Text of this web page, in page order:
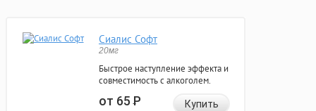
Сиалис Софт
20мг
Быстрое наступление эффекта и
совместимость с алкоголем.
от 65Р Купить